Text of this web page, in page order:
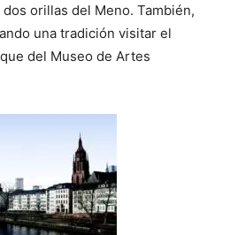
orillas del Meno. También,
una tradición visitar el
del Museo de Artes